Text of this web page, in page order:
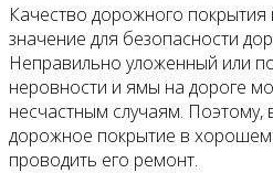
Качество дорожного
значение для безопасности
Неправильно уложенный или
неровности и ямы на дороге
несчастным случаям.
дорожное покрытие в
проводить его ремонт.